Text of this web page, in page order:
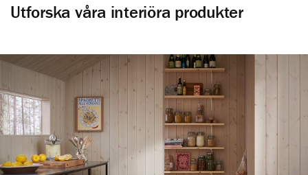
Utforska våra interiöra produkter